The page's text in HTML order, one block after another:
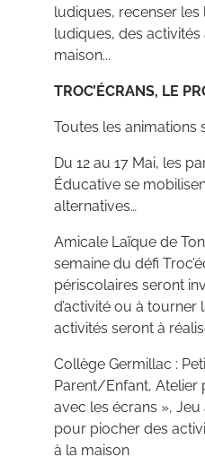
ludiques, recenser les
ludiques, des activités
maison...
TROC’ÉCRANS, LE
Toutes les animations
Du 12 au 17 Mai, les
Éducative se
alternatives…
Amicale Laïque de
semaine du défi
périscolaires seront
d’activité ou à tourner
activités seront à
Collège Germillac :
Parent/Enfant, Atelier
avec les écrans »,
pour piocher des
à la maison